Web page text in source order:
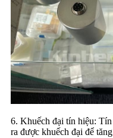
6. Khuếch đại tín hiệu:
ra được khuếch đại để